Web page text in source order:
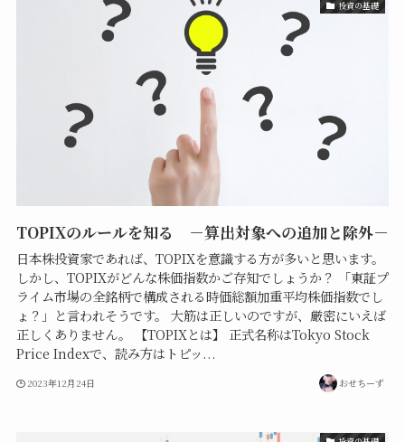
投資の基礎
TOPIXのルールを知る －算出対象への追加と除外－
日本株投資家であれば、TOPIXを意識する方が多いと思います。
しかし、TOPIXがどんな株価指数かご存知でしょうか？ 「東証プ
ライム市場の全銘柄で構成される時価総額加重平均株価指数でし
ょ？」と言われそうです。 大筋は正しいのですが、厳密にいえば
正しくありません。 【TOPIXとは】 正式名称はTokyo Stock
Price Indexで、読み方はトピッ...
2023年12月24日 おせちーず